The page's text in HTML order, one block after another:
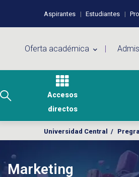
Perfiles de
Aspirantes Estudiantes
Oferta académica
Accesos
directos
Universidad Central /
Marketing